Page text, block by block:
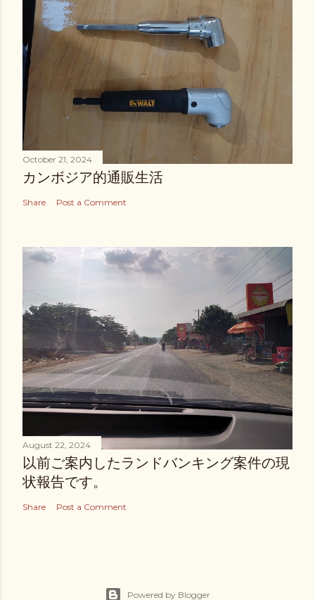
October 21, 2024
カンボジア的通販生活
Share Post a Comment
August 22, 2024
以前ご案内したランドバンキング案件の現
状報告です。
Share Post a Comment
Powered by Blogger